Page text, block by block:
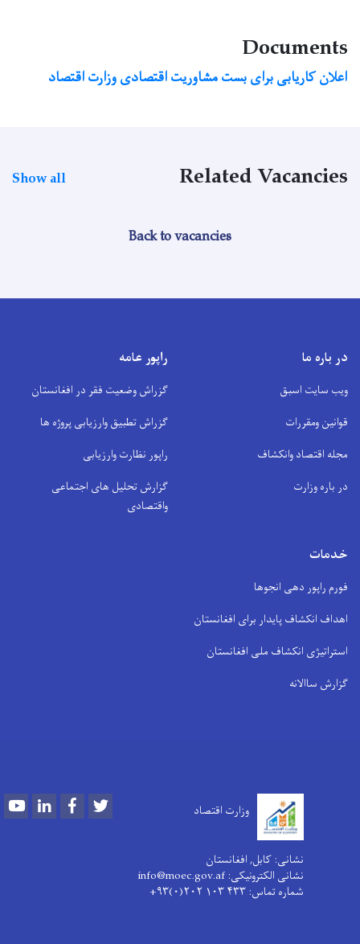
Documents
اعلان کاریابی برای بست مشاوریت اقتصادی وزارت اقتصاد
Related Vacancies
Show all
Back to vacancies
در باره ما
ویب سایت اسبق
قوانین ومقررات
مجله اقتصاد وانکشاف
در باره وزارت
راپور عامه
گزراش وضعیت فقر در افغانستان
گزراش تطبیق وارزیابی پروژه ها
راپور نظارت وارزیابی
گزارش تحلیل های اجتماعی
واقتصادی
خدمات
فورم راپور دهی انجوها
اهداف انکشاف پایدار برای افغانستان
استراتیژی انکشاف ملی افغانستان
گزارش ساالانه
وزارت اقتصاد YoutubeLinkedInFacebook
نشانی: کابل, افغانستان
نشانی الکترونیکی: info@moec.gov.af
شماره تماس: ۴۳۳ ۱۰۳ ۲۰۲(۰)۹۳+